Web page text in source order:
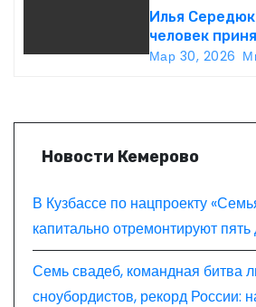
Илья
человек
первом
Мар 30, 2026
Новости Кемерово
В Кузбассе по нацпроекту
капитально отремонтируют пять
Семь свадеб, командная битва
сноубордистов, рекорд России: